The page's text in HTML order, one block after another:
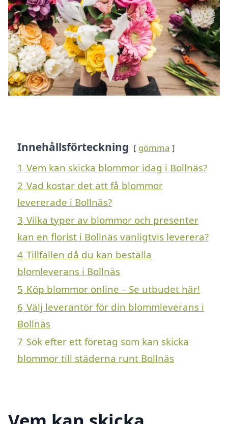
Innehållsförteckning gömma
1 Vem kan skicka blommor idag i Bollnäs?
2 Vad kostar det att få blommor
levererade i Bollnäs?
3 Vilka typer av blommor och presenter
kan en florist i Bollnäs vanligtvis leverera?
4 Tillfällen då du kan beställa
blomleverans i Bollnäs
5 Köp blommor online – Se utbudet här!
6 Välj leverantör för din blommleverans i
Bollnäs
7 Sök efter ett företag som kan skicka
blommor till städerna runt Bollnäs